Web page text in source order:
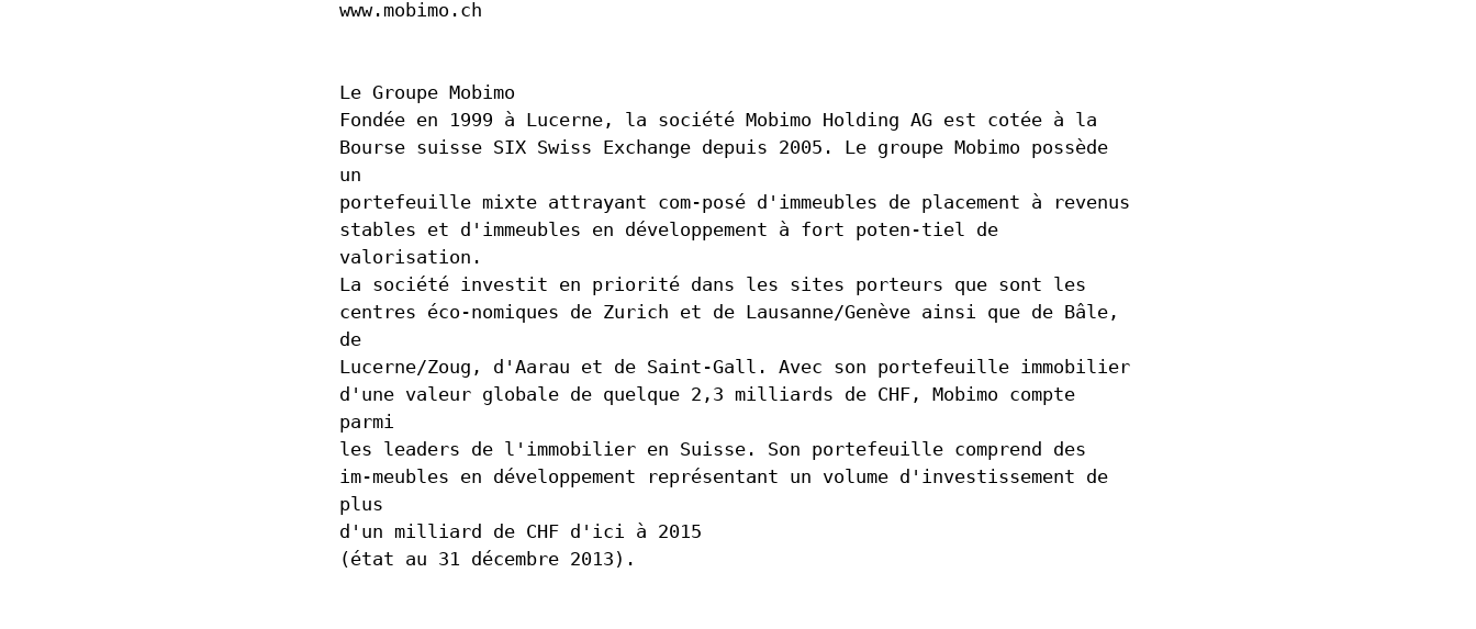
www.mobimo.ch
Le Groupe Mobimo
Fondée en 1999 à Lucerne, la société Mobimo Holding AG est cotée à la
Bourse suisse SIX Swiss Exchange depuis 2005. Le groupe Mobimo possède
un
portefeuille mixte attrayant com-posé d'immeubles de placement à revenus
stables et d'immeubles en développement à fort poten-tiel de
valorisation.
La société investit en priorité dans les sites porteurs que sont les
centres éco-nomiques de Zurich et de Lausanne/Genève ainsi que de Bâle,
de
Lucerne/Zoug, d'Aarau et de Saint-Gall. Avec son portefeuille immobilier
d'une valeur globale de quelque 2,3 milliards de CHF, Mobimo compte
parmi
les leaders de l'immobilier en Suisse. Son portefeuille comprend des
im-meubles en développement représentant un volume d'investissement de
plus
d'un milliard de CHF d'ici à 2015
(état au 31 décembre 2013).